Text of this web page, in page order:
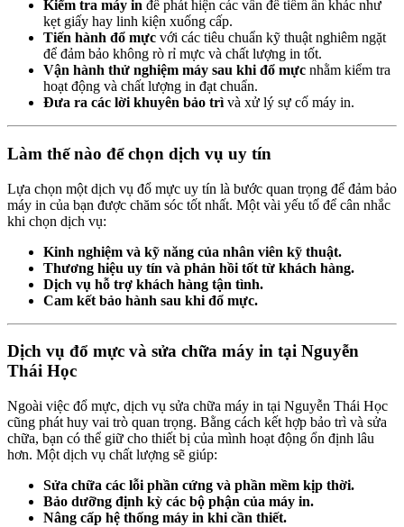
Kiểm tra máy in để phát hiện các vấn đề tiềm ẩn khác như
kẹt giấy hay linh kiện xuống cấp.
Tiến hành đổ mực với các tiêu chuẩn kỹ thuật nghiêm ngặt
để đảm bảo không rò rỉ mực và chất lượng in tốt.
Vận hành thử nghiệm máy sau khi đổ mực nhằm kiểm tra
hoạt động và chất lượng in đạt chuẩn.
Đưa ra các lời khuyên bảo trì và xử lý sự cố máy in.
Làm thế nào để chọn dịch vụ uy tín
Lựa chọn một dịch vụ đổ mực uy tín là bước quan trọng để đảm bảo
máy in của bạn được chăm sóc tốt nhất. Một vài yếu tố để cân nhắc
khi chọn dịch vụ:
Kinh nghiệm và kỹ năng của nhân viên kỹ thuật.
Thương hiệu uy tín và phản hồi tốt từ khách hàng.
Dịch vụ hỗ trợ khách hàng tận tình.
Cam kết bảo hành sau khi đổ mực.
Dịch vụ đổ mực và sửa chữa máy in tại Nguyễn
Thái Học
Ngoài việc đổ mực, dịch vụ sửa chữa máy in tại Nguyễn Thái Học
cũng phát huy vai trò quan trọng. Bằng cách kết hợp bảo trì và sửa
chữa, bạn có thể giữ cho thiết bị của mình hoạt động ổn định lâu
hơn. Một dịch vụ chất lượng sẽ giúp:
Sửa chữa các lỗi phần cứng và phần mềm kịp thời.
Bảo dưỡng định kỳ các bộ phận của máy in.
Nâng cấp hệ thống máy in khi cần thiết.